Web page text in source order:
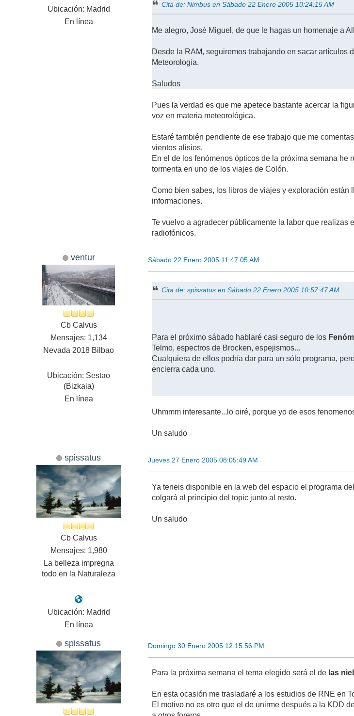
Ubicación: Madrid
En línea
Cita de: Nimbus en Sábado 22 Enero 2005 10:24:15 AM
Me alegro, José Miguel, de que le hagas un homenaje a
Desde la RAM, seguiremos trabajando en sacar
Meteorología.
Saludos
Pues la verdad es que me apetece bastante acercar la
voz en materia meteorológica.
Estaré también pendiente de ese trabajo que me
vientos alisios.
En el de los fenómenos ópticos de la próxima semana
tormenta en uno de los viajes de Colón.
Como bien sabes, los libros de viajes y exploración
informaciones.
Te vuelvo a agradecer públicamente la labor que
radiofónicos.
ventur
Cb Calvus
Mensajes: 1,134
Nevada 2018 Bilbao
Ubicación: Sestao
(Bizkaia)
En línea
Sábado 22 Enero 2005 11:47:05 AM
Cita de: spissatus en Sábado 22 Enero 2005 10:57:47 AM
Para el próximo sábado hablaré casi seguro de los
Telmo, espectros de Brocken, espejismos...
Cualquiera de ellos podría dar para un sólo programa,
encierra cada uno.
Uhmmm interesante...lo oiré, porque yo de esos
Un saludo
spissatus
Cb Calvus
Mensajes: 1,980
La belleza impregna
todo en la Naturaleza
Ubicación: Madrid
En línea
Jueves 27 Enero 2005 08:05:49 AM
Ya teneis disponible en la web del espacio el programa
colgará al principio del topic junto al resto.
Un saludo
spissatus Domingo 30 Enero 2005 12:15:56 PM
Para la próxima semana el tema elegido será el de las
En esta ocasión me trasladaré a los estudios de RNE en
El motivo no es otro que el de unirme después a la KDD